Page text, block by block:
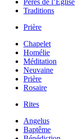
Pères de l’Église
Traditions
Prière
Chapelet
Homélie
Méditation
Neuvaine
Prière
Rosaire
Rites
Angelus
Baptême